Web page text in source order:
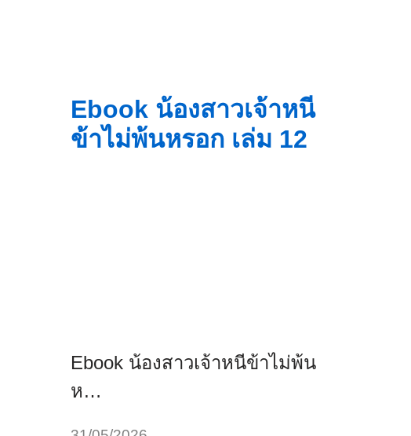
Ebook น้องสาวเจ้าหนี
ข้าไม่พ้นหรอก เล่ม 12
Ebook น้องสาวเจ้าหนีข้าไม่พ้น
ห…